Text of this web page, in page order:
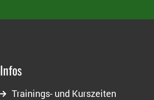
Infos
Trainings- und Kurszeiten